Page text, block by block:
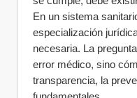
En un sistema
especialización
necesaria. La
error médico, sino
transparencia, la